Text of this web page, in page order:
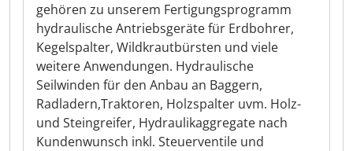
gehören zu unserem Fertigungsprogramm
hydraulische Antriebsgeräte für Erdbohrer,
Kegelspalter, Wildkrautbürsten und viele
weitere Anwendungen. Hydraulische
Seilwinden für den Anbau an Baggern,
Radladern,Traktoren, Holzspalter uvm. Holz-
und Steingreifer, Hydraulikaggregate nach
Kundenwunsch inkl. Steuerventile und